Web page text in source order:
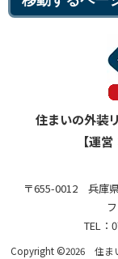
住まいの外装
【運
〒655-0012 兵庫
TEL：
Copyright ©2026 住ま